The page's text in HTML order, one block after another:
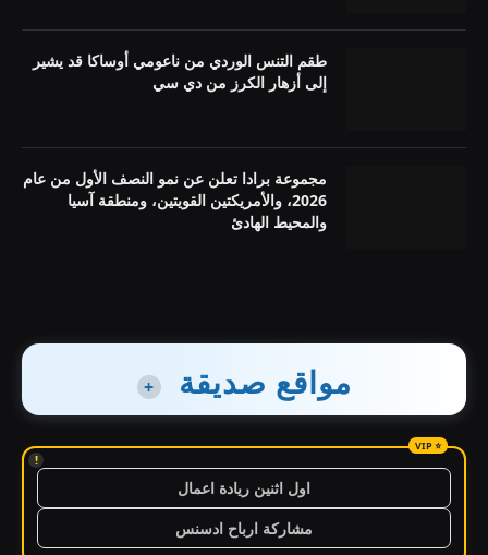
طقم التنس الوردي من ناعومي أوساكا قد يشير
إلى أزهار الكرز من دي سي
مجموعة برادا تعلن عن نمو النصف الأول من عام
2026، والأمريكتين القويتين، ومنطقة آسيا
والمحيط الهادئ
مواقع صديقة +
!
اول اثنين ريادة اعمال
مشاركة ارباح ادسنس